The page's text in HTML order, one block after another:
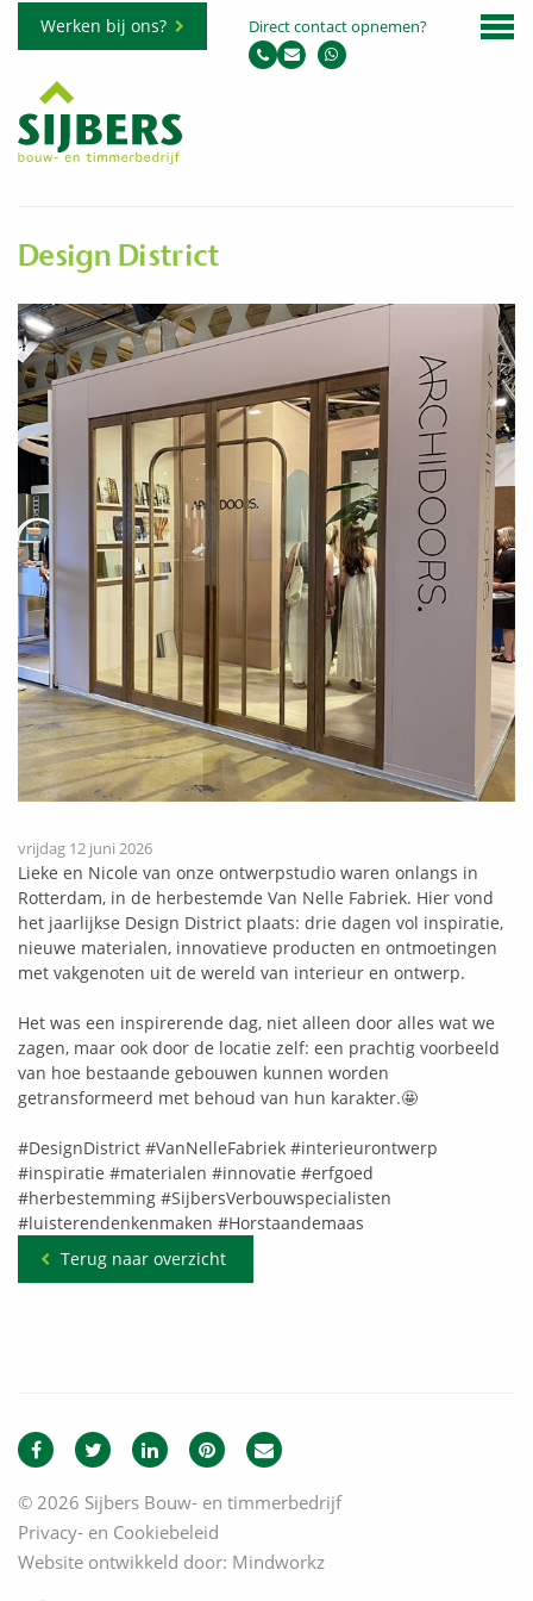
Werken bij ons? Direct contact opnemen?
Design District
vrijdag 12 juni 2026
Lieke en Nicole van onze ontwerpstudio waren onlangs in
Rotterdam, in de herbestemde Van Nelle Fabriek. Hier vond
het jaarlijkse Design District plaats: drie dagen vol inspiratie,
nieuwe materialen, innovatieve producten en ontmoetingen
met vakgenoten uit de wereld van interieur en ontwerp.
Het was een inspirerende dag, niet alleen door alles wat we
zagen, maar ook door de locatie zelf: een prachtig voorbeeld
van hoe bestaande gebouwen kunnen worden
getransformeerd met behoud van hun karakter.🤩
#DesignDistrict #VanNelleFabriek #interieurontwerp
#inspiratie #materialen #innovatie #erfgoed
#herbestemming #SijbersVerbouwspecialisten
#luisterendenkenmaken #Horstaandemaas
Terug naar overzicht
© 2026 Sijbers Bouw- en timmerbedrijf
Privacy- en Cookiebeleid
Website ontwikkeld door: Mindworkz